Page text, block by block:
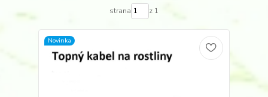
strana z 1
Novinka